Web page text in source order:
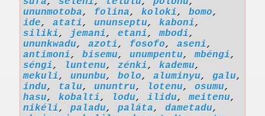
ununmotoba, folina, koloki, bomo,
ide, atati, ununseptu, kaboni,
siliki, jemani, etani,mbodi,
ununkwadu, azoti, fosofo, aseni,
antimoni, bisemu, unumpentu,mbéngi,
séngi, luntenu, zénki, kademu,
mekuli, ununbu, bolo, aluminyu, galu,
indu, talu, ununtru, lotenu, osumu,
hasu, kobalti, lodu, ilidu,meitenu,
nikéli, paladu, paláta, dametadu,